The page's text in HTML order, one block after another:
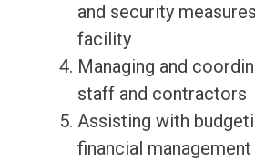
and security
facility
Managing and
staff and contractors
Assisting with
financial